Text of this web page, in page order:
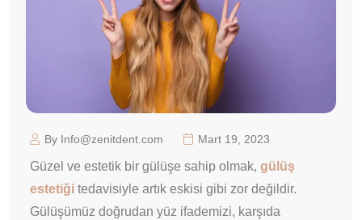
By Info@zenitdent.com Mart 19, 2023
Güzel ve estetik bir gülüşe sahip olmak, gülüş
estetiği tedavisiyle artık eskisi gibi zor değildir.
Gülüşümüz doğrudan yüz ifademizi, karşıda